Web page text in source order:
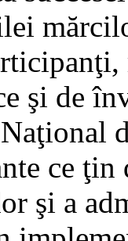
şi de
ce
şi a